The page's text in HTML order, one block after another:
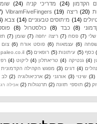
מדריכי קניה (24)
שומנים
VibramFiveFingers
(17)
טבעוניים (14) צבא (14)
(8) כולסטרול (8)
פוסטים
ריצה יחפה (7) שומן (7)
תזונת
(6) פוסט אורח (6) צום (6)
(5) רופאים (5)
paleo.co.il
(4)
(4) ליקוט (4) רפואה
מפגש הקהילה הקדמונית
(3)
(2) ארכיאולוגיה (2) לב (2)
(2) תרנגולות (2) אכילה רגשית